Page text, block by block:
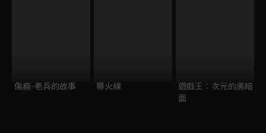
傷痕-老兵的故事 導火線
遊戲王：次元的黑暗
面